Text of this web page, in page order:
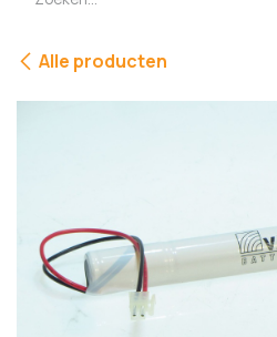
Alle producten